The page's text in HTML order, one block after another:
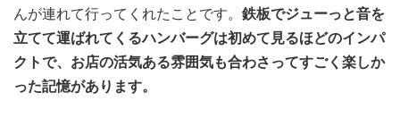
んが連れて行ってくれたことです。 鉄板でジューっと音を
立てて運ばれてくるハンバーグは初めて見るほどのインパ
クトで、お店の活気ある雰囲気も合わさってすごく楽しか
った記憶があります。